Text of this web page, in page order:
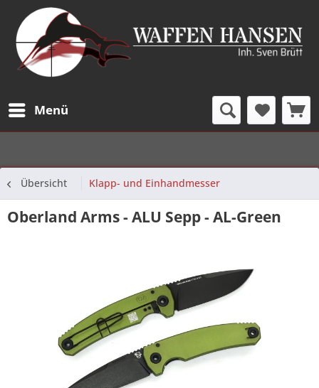
Menü
Übersicht Klapp- und Einhandmesser
Oberland Arms - ALU Sepp - AL-Green